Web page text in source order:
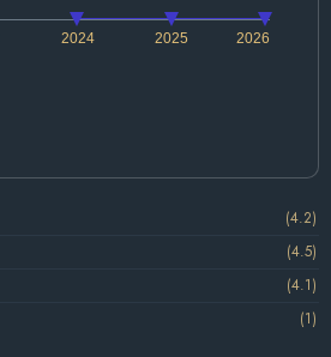
2024 2026
2025
(4.2)
(4.5)
(4.1)
(1)